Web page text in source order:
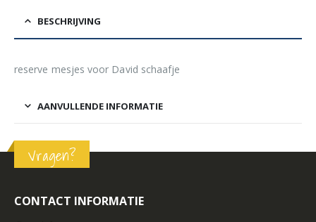
BESCHRIJVING
reserve mesjes voor David schaafje
AANVULLENDE INFORMATIE
Vragen?
CONTACT INFORMATIE